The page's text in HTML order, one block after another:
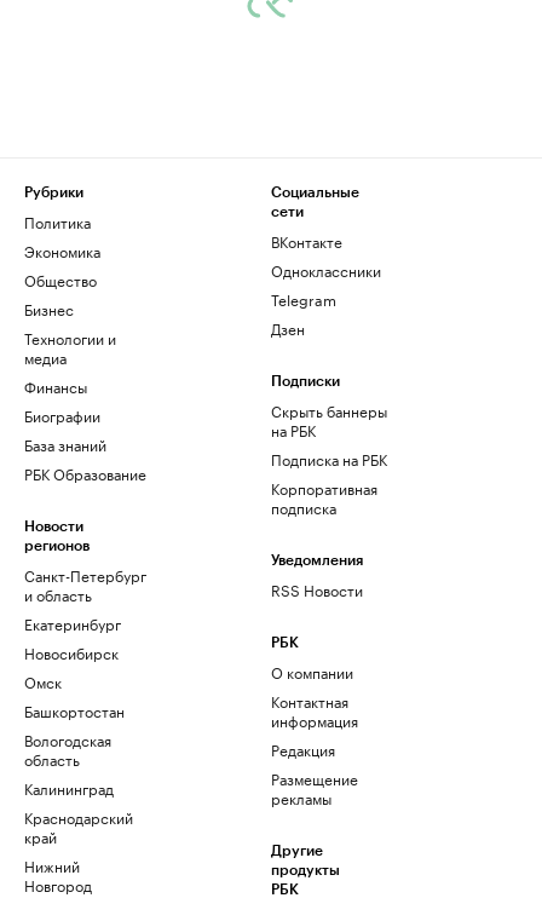
Рубрики
Политика
Экономика
Общество
Бизнес
Технологии и
медиа
Финансы
Биографии
База знаний
РБК Образование
Новости
регионов
Санкт-Петербург
и область
Екатеринбург
Новосибирск
Омск
Башкортостан
Вологодская
область
Калининград
Краснодарский
край
Нижний
Новгород
Социальные
сети
ВКонтакте
Одноклассники
Telegram
Дзен
Подписки
Скрыть баннеры
на РБК
Подписка на РБК
Корпоративная
подписка
Уведомления
RSS Новости
РБК
О компании
Контактная
информация
Редакция
Размещение
рекламы
Другие
продукты
РБК